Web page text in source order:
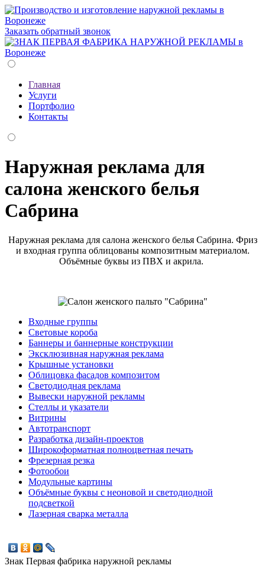
Заказать обратный звонок
Главная
Услуги
Портфолио
Контакты
Наружная реклама для
салона женского белья
Сабрина
Наружная реклама для салона женского белья Сабрина. Фриз
и входная группа облицованы композитным материалом.
Объёмные буквы из ПВХ и акрила.
Входные группы
Световые короба
Баннеры и баннерные конструкции
Эксклюзивная наружная реклама
Крышные установки
Облицовка фасадов композитом
Светодиодная реклама
Вывески наружной рекламы
Стеллы и указатели
Витрины
Автотранспорт
Разработка дизайн-проектов
Широкоформатная полноцветная печать
Фрезерная резка
Фотообои
Модульные картины
Объёмные буквы с неоновой и светодиодной
подсветкой
Лазерная сварка металла
Знак Первая фабрика наружной рекламы